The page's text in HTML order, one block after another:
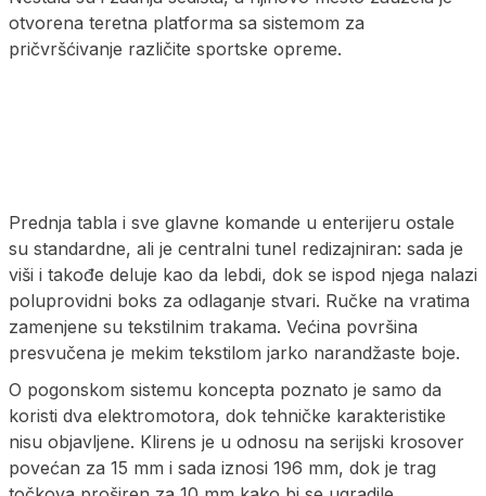
otvorena teretna platforma sa sistemom za
pričvršćivanje različite sportske opreme.
Prednja tabla i sve glavne komande u enterijeru ostale
su standardne, ali je centralni tunel redizajniran: sada je
viši i takođe deluje kao da lebdi, dok se ispod njega nalazi
poluprovidni boks za odlaganje stvari. Ručke na vratima
zamenjene su tekstilnim trakama. Većina površina
presvučena je mekim tekstilom jarko narandžaste boje.
O pogonskom sistemu koncepta poznato je samo da
koristi dva elektromotora, dok tehničke karakteristike
nisu objavljene. Klirens je u odnosu na serijski krosover
povećan za 15 mm i sada iznosi 196 mm, dok je trag